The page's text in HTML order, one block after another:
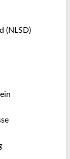
(NLSD)